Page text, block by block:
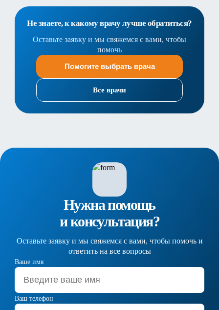
Не знаете, к какому врачу лучше обратиться?
Оставьте заявку и мы свяжемся с вами, чтобы
помочь
Помогите выбрать врача
Все врачи
Нужна помощь
и консультация?
Оставьте заявку и мы свяжемся с вами, чтобы помочь и
ответить на все вопросы
Ваше имя
Ваш телефон